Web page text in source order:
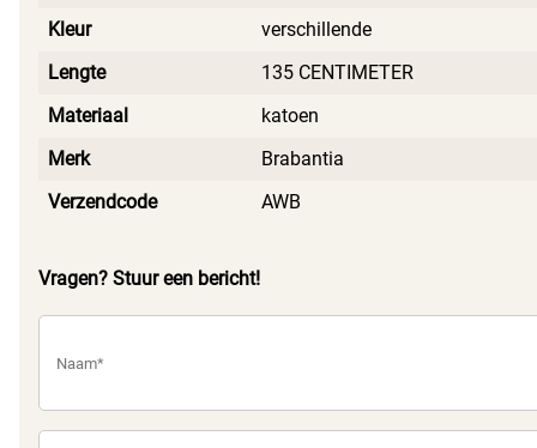
Kleur
verschillende
Lengte
135 CENTIMETER
Materiaal
katoen
Merk
Brabantia
Verzendcode
AWB
Vragen? Stuur een bericht!